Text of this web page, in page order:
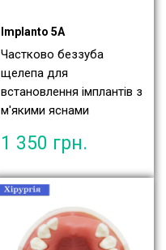
Implanto 5A
Частково беззуба
щелепа для
встановлення імплантів з
м'якими яснами
1 350 грн.